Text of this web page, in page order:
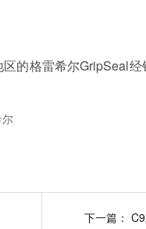
的格雷希尔GripSeal
下一篇：